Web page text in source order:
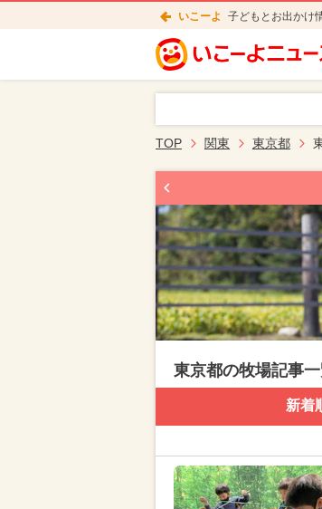
いこーよ 子どもとお出かけ
TOP 関東 東京都
東京都の牧場記事
新着